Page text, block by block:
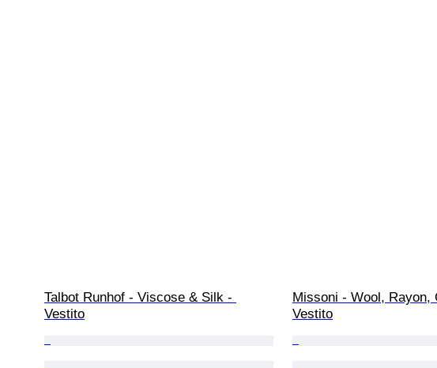
Talbot Runhof - Viscose & Silk -
Vestito
Missoni - Wool, Rayon,
Vestito